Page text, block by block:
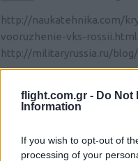
flight.com.gr - Do Not
Information
If you wish to opt-out of
processing of your
http://naukatehnika.com/
vooruzhenie-vks-rossii.html
http://militaryrussia.ru/
17 Μαΐου 2018 01:53